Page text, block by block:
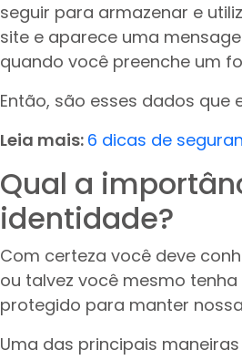
seguir para armazenar e
site e aparece uma
quando você preenche um
Então, são esses dados
Leia mais: 6 dicas de
Qual a
identidade?
Com certeza você deve
ou talvez você mesmo
protegido para manter
Uma das principais